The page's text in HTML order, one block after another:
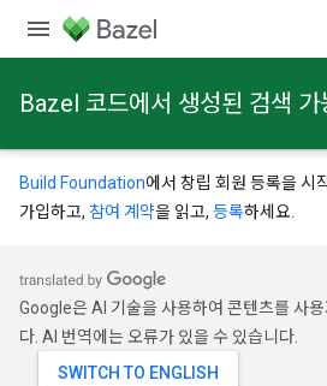
Bazel 코드에서 생성된 검색 가
Build Foundation에서 창립 회원 등록을 시
가입하고, 참여 계약을 읽고, 등록하세요.
Google은 AI 기술을 사용하여 콘텐츠를 사
다. AI 번역에는 오류가 있을 수 있습니다.